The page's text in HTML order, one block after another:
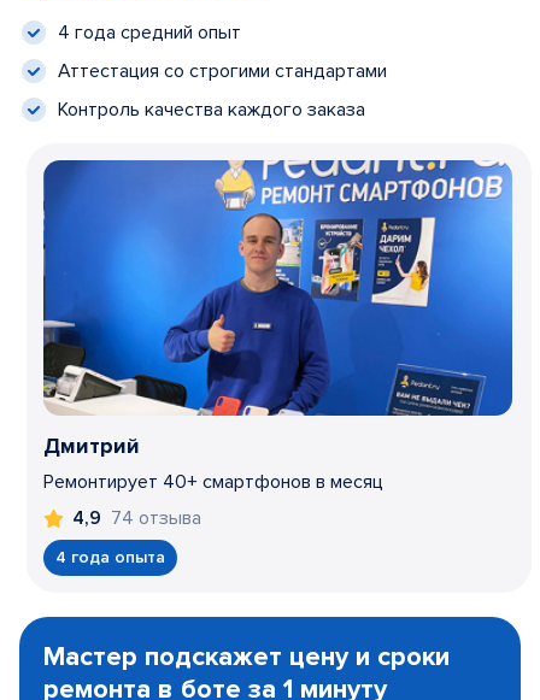
4 года средний опыт
Аттестация со строгими стандартами
Контроль качества каждого заказа
Дмитрий
Ремонтирует 40+ смартфонов в месяц
4,9 74 отзыва
4 года опыта
1
Мастер подскажет цену и сроки
ремонта в боте за 1 минуту